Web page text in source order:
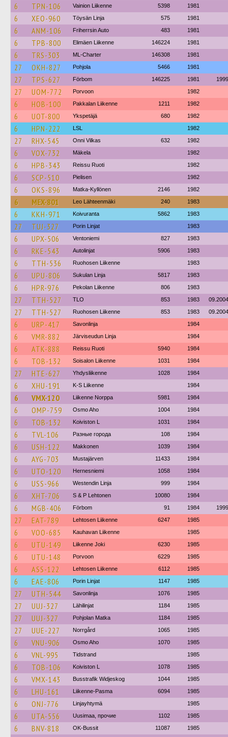
6 TPN-106 Vainion Liikenne 5398 1981
6 XEO-960 Töysän Linja 575 1981
6 ANM-106 Friherrsin Auto 483 1981
6 TPB-800 Elimäen Liikenne 146224 1981
6 TRS-303 ML-Charter 146308 1981
27 OKH-827 Pohjola 5466 1981
27 TPS-627 Förbom 146225 1981 1999
27 UOM-772 Porvoon 1982
6 HOB-100 Pakkalan Liikenne 1211 1982
6 UOT-800 Ykspetäjä 680 1982
6 HPN-222 LSL 1982
27 RHX-545 Onni Vilkas 632 1982
6 VOX-732 Mäkela 1982
6 HPB-343 Reissu Ruoti 1982
6 SCP-510 Pielisen 1982
6 OKS-896 Matka-Kyllönen 2146 1982
6 MEX-801 Leo Lähteenmäki 240 1983
6 KKH-971 Koivuranta 5862 1983
27 TUJ-327 Porin Linjat 1983
6 UPX-506 Ventoniemi 827 1983
6 RKE-543 Autolinjat 5906 1983
6 TTH-536 Ruohosen Liikenne 1983
6 UPU-806 Sukulan Linja 5817 1983
6 HPR-976 Pekolan Liikenne 806 1983
27 TTH-527 TLO 853 1983 09.2004
27 TTH-527 Ruohosen Liikenne 853 1983 09.2004
6 URP-417 Savonlinja 1984
6 VMR-882 Järviseudun Linja 1984
6 ATK-888 Reissu Ruoti 5940 1984
6 TOB-132 Soisalon Liikenne 1031 1984
27 HTE-627 Yhdysliikenne 1028 1984
6 XHU-191 K-S Liikenne 1984
6 VMX-120 Liikenne Norppa 5981 1984
6 OMP-759 Osmo Aho 1004 1984
6 TOB-132 Koiviston L 1031 1984
6 TVL-106 Разные города 108 1984
6 USH-122 Makkonen 1039 1984
6 AYG-703 Mustajärven 11433 1984
6 UTO-120 Hernesniemi 1058 1984
6 USS-966 Westendin Linja 999 1984
6 XHT-706 S & P Lehtonen 10080 1984
6 MGB-406 Förbom 91 1984 1999
27 EAT-789 Lehtosen Liikenne 6247 1985
6 VOO-685 Kauhavan Liikenne 1985
6 UTU-149 Liikenne Joki 6230 1985
6 UTU-148 Porvoon 6229 1985
6 ASS-122 Lehtosen Liikenne 6112 1985
6 EAE-806 Porin Linjat 1147 1985
27 UTH-544 Savonlinja 1076 1985
27 UUJ-327 Lähilinjat 1184 1985
27 UUJ-327 Pohjolan Matka 1184 1985
27 UUE-227 Norrgård 1065 1985
6 VNU-906 Osmo Aho 1070 1985
6 VNL-995 Tidstrand 1985
6 TOB-106 Koiviston L 1078 1985
6 VMX-143 Busstrafik Widjeskog 1044 1985
6 LHU-161 Liikenne-Pasma 6094 1985
6 ONJ-776 Linjayhtymä 1985
6 UTA-556 Uusimaa, прочие 1102 1985
6 BNV-818 OK-Bussit 11087 1985